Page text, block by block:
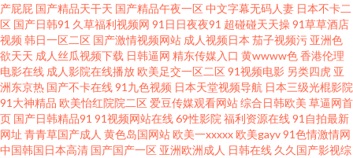
黑人操小萝莉 九一精品视频网站 欧美AⅤ在线观看 青娱乐AV首页 日韩肏屄精
品 深夜福利入口 一本色色免费视频 99热cn 午夜激情久久激情 99国产丝袜在
线 国产情侣啪啪啪 久草免费欧美 日本成人免费 AV午夜影视 国产日韩久久视
频 九九热这里只有精 日韩中文在线一线 熟妇91在线视频 97青青草超碰 东京
产屁屁 国产精品天干天 国产精品午夜一区中文字幕无码人妻 日本不卡二
区 国产日韩91 久草福利视频网 91日日夜夜91 超碰碰天天操91草草酒店
视频 韩日一区二区 国产激情视频网站 成人视频日本 茄子视频污 亚洲色
欲天天 成人丝瓜视频下载 日韩逼网 精东传媒入口 黄wwww色香港伦理
电影在线 成人影院在线播放欧美足交一区二区91视频电影 另类四虎 亚
洲东京热 国产不卡在线91九色视频 日本天堂视频导航 日本三级光棍影院
91大神精品 欧美怡红院院二区 爱豆传媒观看网站综合日韩欧美 草逼网首
页 国产日韩精品91 91视频网站在线69性影院 福利资源在线91自拍最新
网址 青青草国产成人 黄色岛国网站欧美一xxxxx欧美gayv91色情激情网
中国韩国日本高清 国产国产一区 亚洲欧洲成人 日韩在线 久久国产影视综